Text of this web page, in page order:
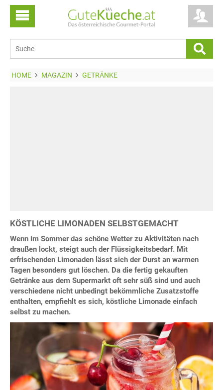
HOME MAGAZIN GETRÄNKE
KÖSTLICHE LIMONADEN SELBSTGEMACHT
Wenn im Sommer das schöne Wetter zu Aktivitäten nach
draußen lockt, steigt auch der Flüssigkeitsbedarf. Mit
erfrischenden Limonaden lässt sich der Durst an warmen
Tagen besonders gut löschen. Da die fertig gekauften
Getränke aus dem Supermarkt oft sehr süß sind und auch
verschiedene nicht unbedingt bekömmliche Zusatzstoffe
enthalten, empfiehlt es sich, köstliche Limonade einfach
selbst zu machen.